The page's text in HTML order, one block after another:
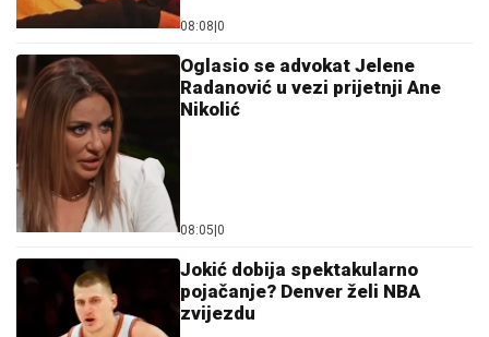
08:08 0
Oglasio se advokat Jelene
Radanović u vezi prijetnji Ane
Nikolić
08:05 0
Jokić dobija spektakularno
pojačanje? Denver želi NBA
zvijezdu